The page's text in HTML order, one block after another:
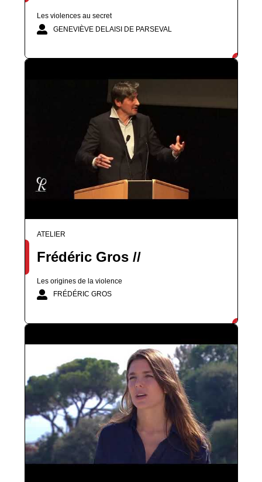
Les violences au secret
GENEVIÈVE DELAISI DE PARSEVAL
ATELIER
Frédéric Gros //
Les origines de la violence
FRÉDÉRIC GROS